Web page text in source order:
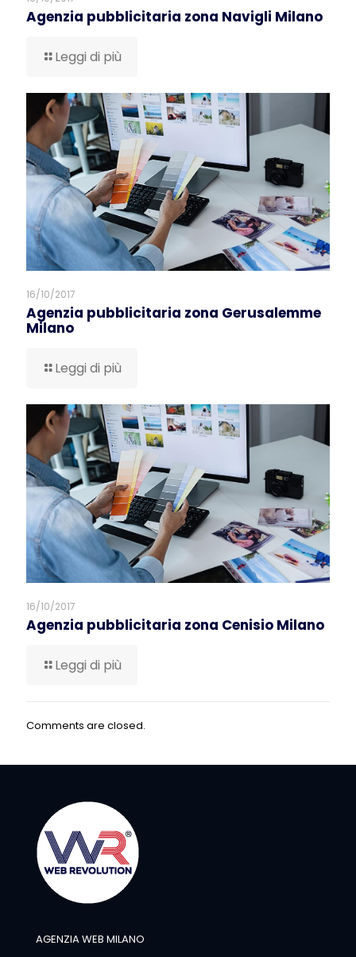
Agenzia pubblicitaria zona Navigli Milano
Leggi di più
16/10/2017
Agenzia pubblicitaria zona Gerusalemme
Milano
Leggi di più
16/10/2017
Agenzia pubblicitaria zona Cenisio Milano
Leggi di più
Comments are closed.
AGENZIA WEB MILANO